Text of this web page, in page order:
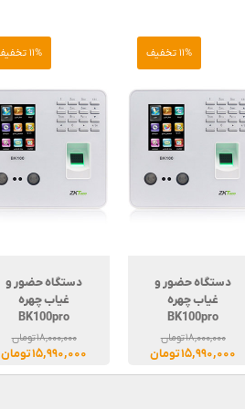
11% تخفیف
دستگاه حضور و
غیاب چهره
BK100pro
۱۸,۰۰۰,۰۰۰تومان
۱۵,۹۹۰,۰۰۰تومان
11% تخفیف
دستگاه حضور و
غیاب چهره
BK100pro
۱۸,۰۰۰,۰۰۰تومان
۱۵,۹۹۰,۰۰۰تومان